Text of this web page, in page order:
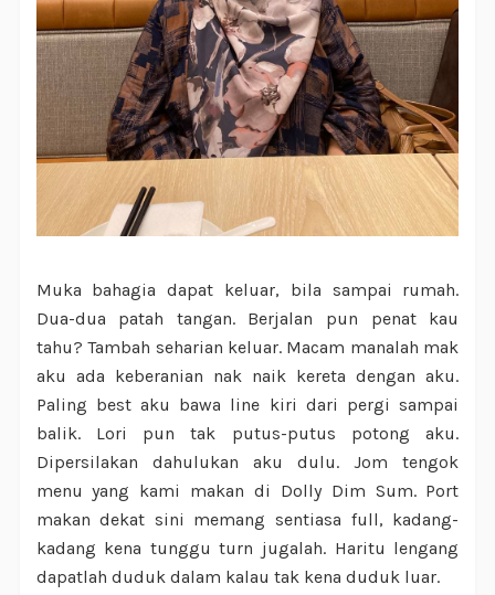
Muka bahagia dapat keluar, bila sampai rumah.
Dua-dua patah tangan. Berjalan pun penat kau
tahu? Tambah seharian keluar. Macam manalah mak
aku ada keberanian nak naik kereta dengan aku.
Paling best aku bawa line kiri dari pergi sampai
balik. Lori pun tak putus-putus potong aku.
Dipersilakan dahulukan aku dulu. Jom tengok
menu yang kami makan di Dolly Dim Sum. Port
makan dekat sini memang sentiasa full, kadang-
kadang kena tunggu turn jugalah. Haritu lengang
dapatlah duduk dalam kalau tak kena duduk luar.